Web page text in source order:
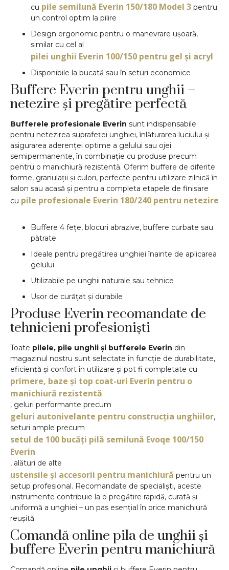
cu pile semilună Everin 150/180 Model 3 pentru
un control optim la pilire
Design ergonomic pentru o manevrare ușoară,
similar cu cel al
pilei unghii Everin 100/150 pentru gel și acryl
Disponibile la bucată sau în seturi economice
Buffere Everin pentru unghii –
netezire și pregătire perfectă
Bufferele profesionale Everin sunt indispensabile
pentru netezirea suprafeței unghiei, înlăturarea luciului și
asigurarea aderenței optime a gelului sau ojei
semipermanente, în combinație cu produse precum
pentru o manichiură rezistentă. Oferim buffere de diferite
forme, granulații și culori, perfecte pentru utilizare zilnică în
salon sau acasă și pentru a completa etapele de finisare
cu pile profesionale Everin 180/240 pentru netezire
.
Buffere 4 fețe, blocuri abrazive, buffere curbate sau
pătrate
Ideale pentru pregătirea unghiei înainte de aplicarea
gelului
Utilizabile pe unghii naturale sau tehnice
Ușor de curățat și durabile
Produse Everin recomandate de
tehnicieni profesioniști
Toate pilele, pile unghii și bufferele Everin din
magazinul nostru sunt selectate în funcție de durabilitate,
eficiență și confort în utilizare și pot fi completate cu
primere, baze și top coat-uri Everin pentru o
manichiură rezistentă
, geluri performante precum
geluri autonivelante pentru construcția unghiilor,
seturi ample precum
setul de 100 bucăți pilă semilună Evoqe 100/150
Everin
, alături de alte
ustensile și accesorii pentru manichiură pentru un
setup profesional. Recomandate de specialiști, aceste
instrumente contribuie la o pregătire rapidă, curată și
uniformă a unghiei – un pas esențial în orice manichiură
reușită.
Comandă online pila de unghii și
buffere Everin pentru manichiură